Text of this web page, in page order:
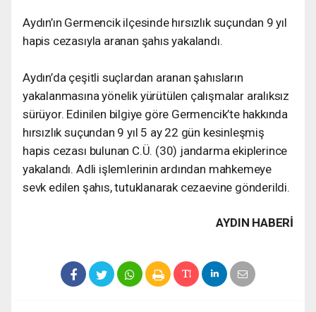
Aydın’ın Germencik ilçesinde hırsızlık suçundan 9 yıl
hapis cezasıyla aranan şahıs yakalandı.
Aydın’da çeşitli suçlardan aranan şahısların
yakalanmasına yönelik yürütülen çalışmalar aralıksız
sürüyor. Edinilen bilgiye göre Germencik’te hakkında
hırsızlık suçundan 9 yıl 5 ay 22 gün kesinleşmiş
hapis cezası bulunan C.Ü. (30) jandarma ekiplerince
yakalandı. Adli işlemlerinin ardından mahkemeye
sevk edilen şahıs, tutuklanarak cezaevine gönderildi.
AYDIN HABERİ